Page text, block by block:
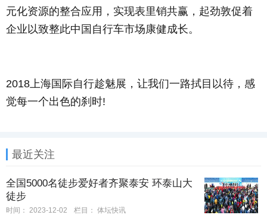
元化资源的整合应用，实现表里销共赢，起劲敦促着
企业以致整此中国自行车市场康健成长。
2018上海国际自行趁魅展，让我们一路拭目以待，感
觉每一个出色的刹时!
最近关注
全国5000名徒步爱好者齐聚泰安 环泰山大
徒步
时间： 2023-12-02 栏目： 体坛快讯